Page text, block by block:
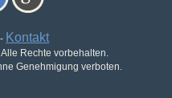
- Kontakt
Rechte vorbehalten.
Genehmigung verboten.